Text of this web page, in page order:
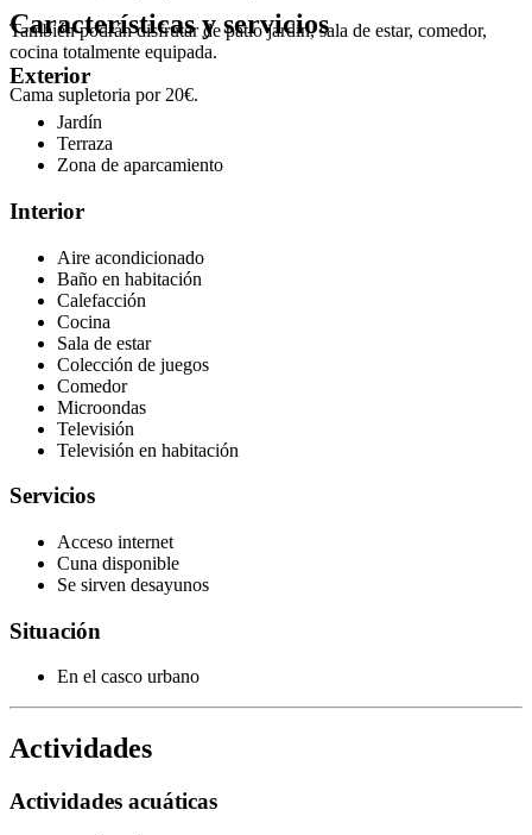
También podrán disfrutar de patio jardín, sala de estar, comedor,
cocina totalmente equipada.
Cama supletoria por 20€.
Características y servicios
Exterior
Jardín
Terraza
Zona de aparcamiento
Interior
Aire acondicionado
Baño en habitación
Calefacción
Cocina
Sala de estar
Colección de juegos
Comedor
Microondas
Televisión
Televisión en habitación
Servicios
Acceso internet
Cuna disponible
Se sirven desayunos
Situación
En el casco urbano
Actividades
Actividades acuáticas